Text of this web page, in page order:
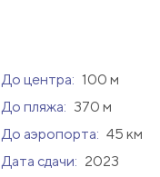
До центра: 100 м
До пляжа: 370 м
До аэропорта: 45 км
Дата сдачи: 2023